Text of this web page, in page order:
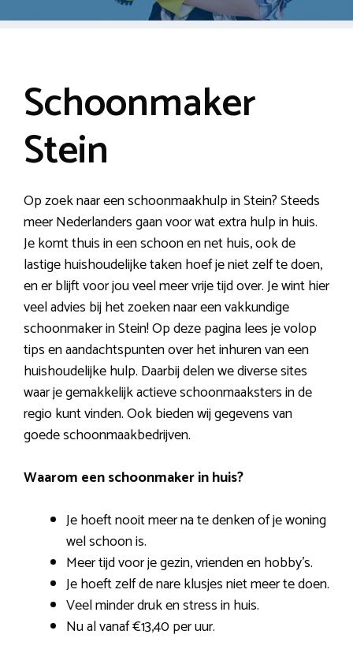
Schoonmaker
Stein
Op zoek naar een schoonmaakhulp in Stein? Steeds
meer Nederlanders gaan voor wat extra hulp in huis.
Je komt thuis in een schoon en net huis, ook de
lastige huishoudelijke taken hoef je niet zelf te doen,
en er blijft voor jou veel meer vrije tijd over. Je wint hier
veel advies bij het zoeken naar een vakkundige
schoonmaker in Stein! Op deze pagina lees je volop
tips en aandachtspunten over het inhuren van een
huishoudelijke hulp. Daarbij delen we diverse sites
waar je gemakkelijk actieve schoonmaaksters in de
regio kunt vinden. Ook bieden wij gegevens van
goede schoonmaakbedrijven.
Waarom een schoonmaker in huis?
Je hoeft nooit meer na te denken of je woning
wel schoon is.
Meer tijd voor je gezin, vrienden en hobby’s.
Je hoeft zelf de nare klusjes niet meer te doen.
Veel minder druk en stress in huis.
Nu al vanaf €13,40 per uur.